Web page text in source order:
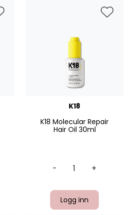
K18
K18 Molecular Repair
Hair Oil 30ml
- +
Logg inn